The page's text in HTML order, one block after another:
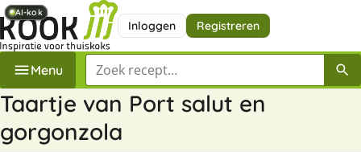
Inloggen Registreren
Menu Zoek een recept
Taartje van Port salut en
gorgonzola
AI-kok
AI-kok
AI-kok
AI-kok
AI-kok